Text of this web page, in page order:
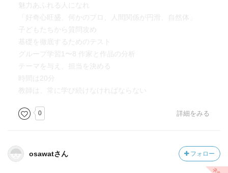
魅力あふれる人になれ
「好奇心旺盛、何かのプロ、人間関係が円滑、自然体」
子どもたちから質問攻め
基礎を徹底するためのテスト
グループ学習1〜8 作家と作品の分析
テーマを与え、担当を決める
時間は20分
教師は、常に学び続けなければならない
0 詳細をみる
osawatさん フォロー